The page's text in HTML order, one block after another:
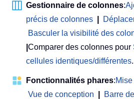
Gestionnaire de colonnes:
précis de colonnes
Basculer la visibilité des
Comparer des colonnes pour
cellules identiques/différentes
Fonctionnalités phares:
Vue de conception
Barre